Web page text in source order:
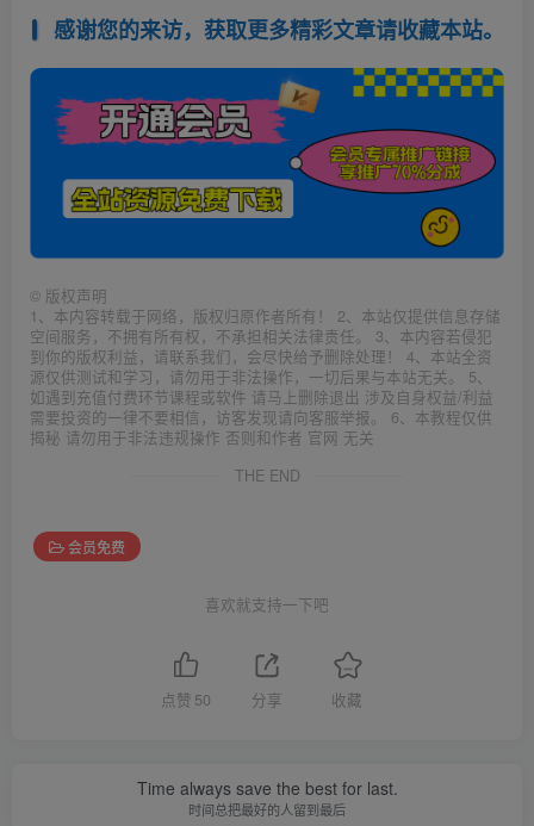
感谢您的来访，获取更多精彩文章请收藏本站。
© 版权声明
1、本内容转载于网络，版权归原作者所有！ 2、本站仅提供信息存储
空间服务，不拥有所有权，不承担相关法律责任。 3、本内容若侵犯
到你的版权利益，请联系我们，会尽快给予删除处理！ 4、本站全资
源仅供测试和学习，请勿用于非法操作，一切后果与本站无关。 5、
如遇到充值付费环节课程或软件 请马上删除退出 涉及自身权益/利益
需要投资的一律不要相信，访客发现请向客服举报。 6、本教程仅供
揭秘 请勿用于非法违规操作 否则和作者 官网 无关
THE END
会员免费
喜欢就支持一下吧
点赞 50 分享 收藏
Time always save the best for last.
时间总把最好的人留到最后